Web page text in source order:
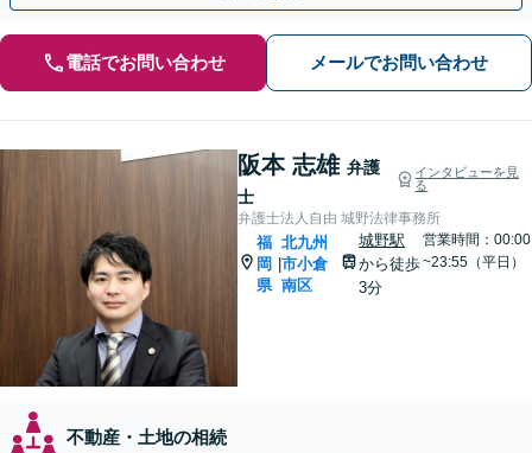
電話でお問い合わせ メールでお問い合わせ
阪本 志雄 弁護
士
インタビューを見
る
弁護士法人自由 城野法律事務所
福
岡
県
|
北九州
市小倉
南区
城野駅
から徒歩
3分
営業時間：00:00
~23:55（平日）
不動産・土地の相続